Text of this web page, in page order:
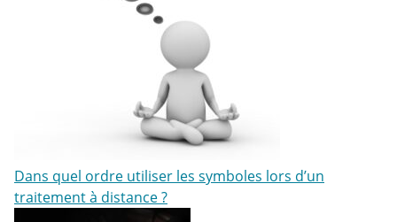
Dans quel ordre utiliser les symboles lors d’un
traitement à distance ?